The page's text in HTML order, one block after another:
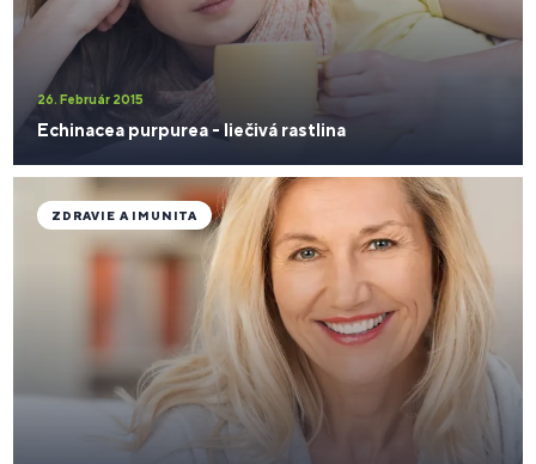
26. Február 2015
Echinacea purpurea - liečivá rastlina
ZDRAVIE A IMUNITA